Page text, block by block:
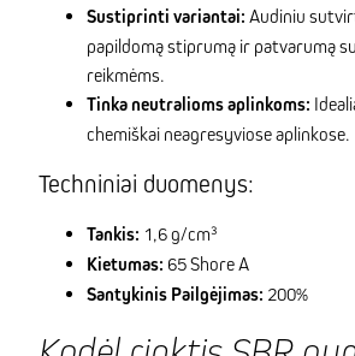
Sustiprinti variantai: Audiniu
papildomą stiprumą ir patvarumą
reikmėms.
Tinka neutralioms aplinkoms:
chemiškai neagresyviose aplinkose.
Techniniai duomenys:
Tankis: 1,6 g/cm³
Kietumas: 65 Shore A
Santykinis Pailgėjimas: 200%